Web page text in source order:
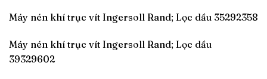
Máy nén khí trục vít Ingersoll Rand; Lọc dầu 35292358
Máy nén khí trục vít Ingersoll Rand; Lọc dầu
39329602